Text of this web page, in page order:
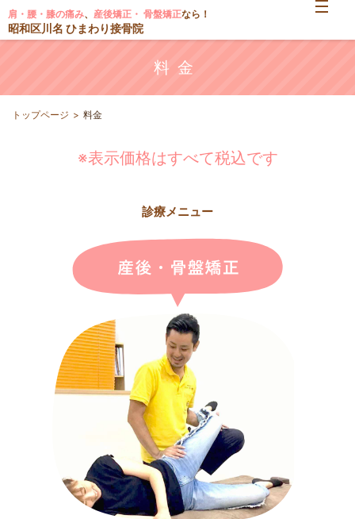
肩・腰・膝の痛み、 産後矯正・ 骨盤矯正なら！
昭和区川名 ひまわり接骨院
料金
トップページ 料金
※表示価格はすべて税込です
診療メニュー